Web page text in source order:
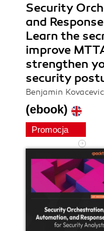
Security
and
Learn the
improve
strengthen
security
Benjamin Kovacevic
(ebook)
Promocja